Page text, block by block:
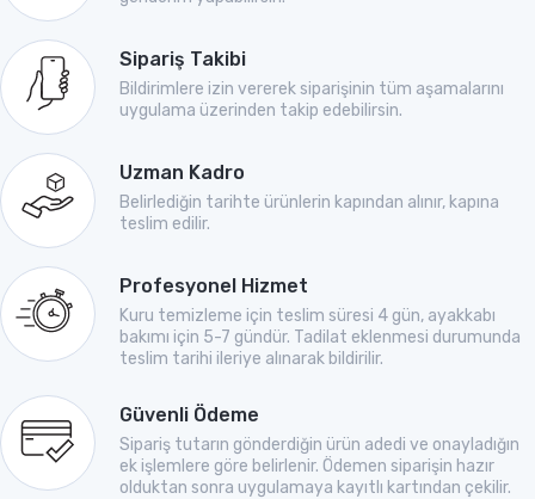
Sipariş Takibi
Bildirimlere izin vererek siparişinin tüm aşamalarını
uygulama üzerinden takip edebilirsin.
Uzman Kadro
Belirlediğin tarihte ürünlerin kapından alınır, kapına
teslim edilir.
Profesyonel Hizmet
Kuru temizleme için teslim süresi 4 gün, ayakkabı
bakımı için 5-7 gündür. Tadilat eklenmesi durumunda
teslim tarihi ileriye alınarak bildirilir.
Güvenli Ödeme
Sipariş tutarın gönderdiğin ürün adedi ve onayladığın
ek işlemlere göre belirlenir. Ödemen siparişin hazır
olduktan sonra uygulamaya kayıtlı kartından çekilir.